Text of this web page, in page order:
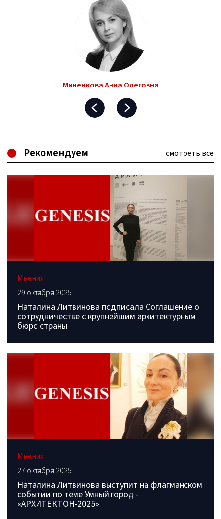
Миненкова Анна Олеговна
Рекомендуем смотреть все
Мнения
29 октября 2025
Наталина Литвинова подписала Соглашение о
сотрудничестве с крупнейшим архитектурным
бюро страны
Мнения
27 октября 2025
Наталина Литвинова выступит на флагманском
событии по теме Умный город -
«АРХИТЕКТОН-2025»